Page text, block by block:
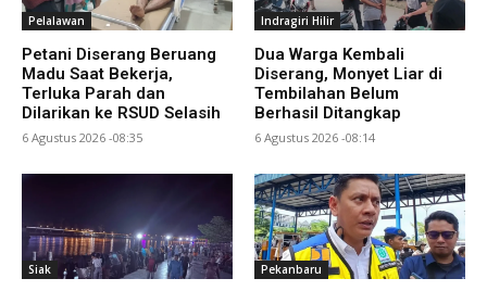
Pelalawan
Petani Diserang Beruang
Madu Saat Bekerja,
Terluka Parah dan
Dilarikan ke RSUD Selasih
6 Agustus 2026 -08:35
Indragiri Hilir
Dua Warga Kembali
Diserang, Monyet Liar di
Tembilahan Belum
Berhasil Ditangkap
6 Agustus 2026 -08:14
Siak Pekanbaru